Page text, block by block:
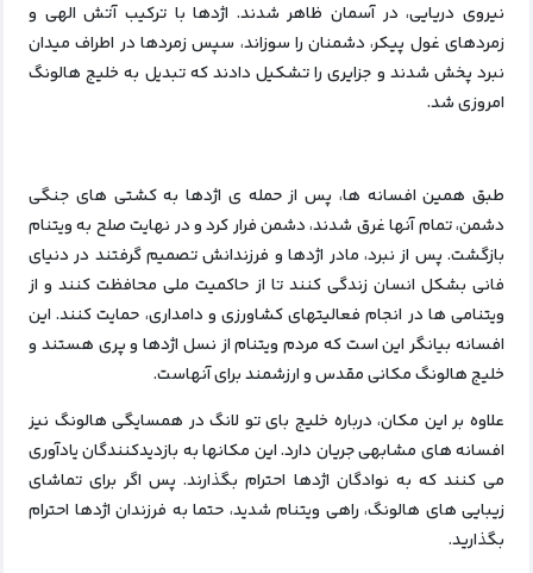
نیروی دریایی، در آسمان ظاهر شدند. اژدها با ترکیب آتش الهی و
زمردهای غول پیکر، دشمنان را سوزاند، سپس زمردها در اطراف میدان
نبرد پخش شدند و جزایری را تشکیل دادند که تبدیل به خلیج هالونگ
امروزی شد.
طبق همین افسانه ها، پس از حمله ی اژدها به کشتی‌ های جنگی
دشمن، تمام آنها غرق شدند، دشمن فرار کرد و در نهایت صلح به ویتنام
بازگشت. پس از نبرد، مادر اژدها و فرزندانش تصمیم گرفتند در دنیای
فانی بشکل انسان زندگی کنند تا از حاکمیت ملی محافظت کنند و از
ویتنامی‌ ها در انجام فعالیتهای کشاورزی و دامداری، حمایت کنند. این
افسانه بیانگر این است که مردم ویتنام از نسل اژدها و پری هستند و
خلیج هالونگ مکانی مقدس و ارزشمند برای آنهاست.
علاوه بر این مکان، درباره خلیج بای تو لانگ در همسایگی هالونگ نیز
افسانه های مشابهی جریان دارد. این مکانها به بازدیدکنندگان یادآوری
می‌ کنند که به نوادگان اژدها احترام بگذارند. پس اگر برای تماشای
زیبایی‌ های هالونگ، راهی ویتنام شدید، حتما به فرزندان اژدها احترام
بگذارید.